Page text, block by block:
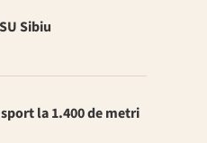
Sibiu
la 1.400 de metri